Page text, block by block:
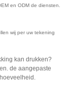
en ODM de diensten.
wij per uw tekening
kan drukken?
de aangepaste